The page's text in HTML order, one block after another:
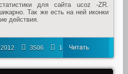
для сайта ucoz -ZR.
Так же есть на ней иконки
действия.
3506 14 Читать
далее